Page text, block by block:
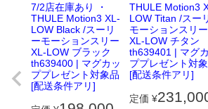
7/2店在庫あり ・
THULE Motion3 XL-
LOW Black /スーリ
ーモーションスリー
XL-LOW ブラック
th639400 | マグカッ
ププレゼント対象品
[配送条件アリ]
THULE Motion3
LOW Titan /スー
モーションスリー
XL-LOW チタン
th639401 | マグ
ププレゼント対
[配送条件アリ]
定価 ¥